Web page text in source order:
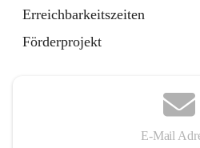
Erreichbarkeitszeiten
Förderprojekt
E-Mail